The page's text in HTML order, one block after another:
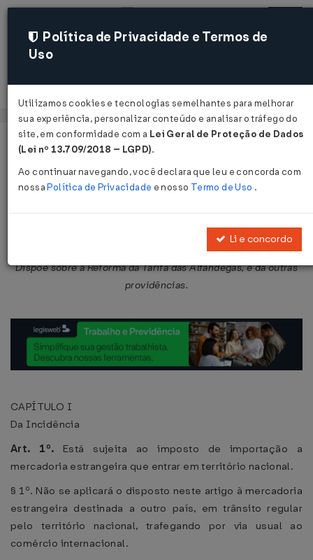
Acessar
Página Inicial Legislações
Lei Nº 3244 DE 14/08/1957
Publicado no DOU em 14 ago 1957
Dispõe sobre a Reforma da Tarifa das Alfândegas, e dá outras
providências.
CAPÍTULO I
Da Incidência
Art. 1º. Está sujeita ao imposto de importação a
mercadoria estrangeira que entrar em território nacional.
§ 1º. Não se aplicará o disposto neste artigo à mercadoria
estrangeira destinada a outro país, em trânsito regular
pelo território nacional, trafegando por via usual ao
comércio internacional.
Política de Privacidade e Termos de
Uso
Utilizamos cookies e tecnologias semelhantes para melhorar
sua experiência, personalizar conteúdo e analisar o tráfego do
site, em conformidade com a Lei Geral de Proteção de Dados
(Lei nº 13.709/2018 – LGPD).
Ao continuar navegando, você declara que leu e concorda com
nossaPolítica de Privacidade e nosso Termo de Uso .
Li e concordo